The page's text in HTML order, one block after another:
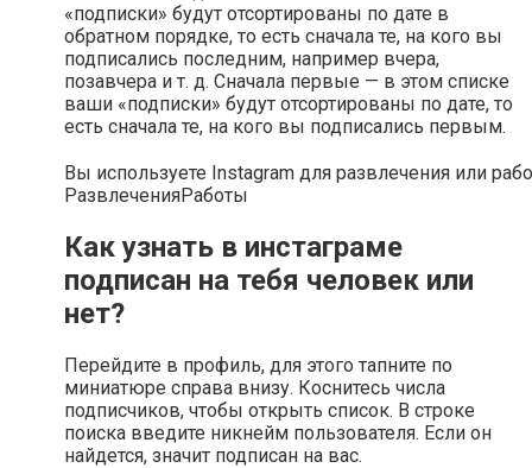
«подписки» будут отсортированы по дате в
обратном порядке, то есть сначала те, на кого вы
подписались последним, например вчера,
позавчера и т. д. Сначала первые — в этом списке
ваши «подписки» будут отсортированы по дате, то
есть сначала те, на кого вы подписались первым.
Вы используете Instagram для развлечения или
РазвлеченияРаботы
Как узнать в инстаграме
подписан на тебя человек или
нет?
Перейдите в профиль, для этого тапните по
миниатюре справа внизу. Коснитесь числа
подписчиков, чтобы открыть список. В строке
поиска введите никнейм пользователя. Если он
найдется, значит подписан на вас.